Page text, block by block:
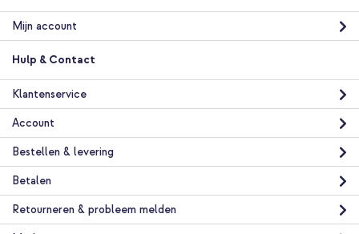
Mijn account
Hulp & Contact
Klantenservice
Account
Bestellen & levering
Betalen
Retourneren & probleem melden